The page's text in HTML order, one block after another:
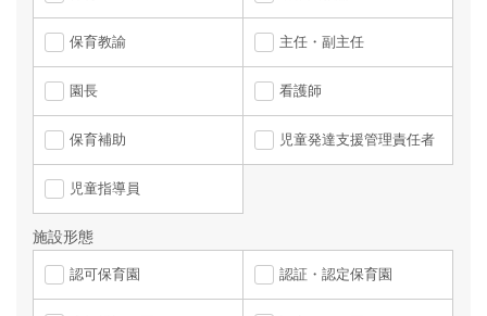
保育教諭 主任・副主任
園長 看護師
保育補助 児童発達支援管理責任者
児童指導員
施設形態
認可保育園 認証・認定保育園